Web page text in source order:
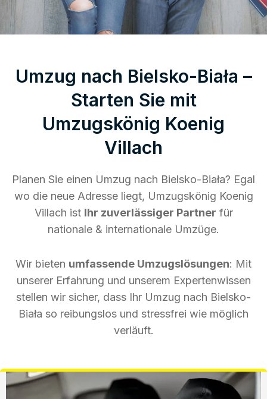
Umzug nach Bielsko-Biała –
Starten Sie mit
Umzugskönig Koenig
Villach
Planen Sie einen Umzug nach Bielsko-Biała? Egal
wo die neue Adresse liegt, Umzugskönig Koenig
Villach ist Ihr zuverlässiger Partner für
nationale & internationale Umzüge.
Wir bieten umfassende Umzugslösungen: Mit
unserer Erfahrung und unserem Expertenwissen
stellen wir sicher, dass Ihr Umzug nach Bielsko-
Biała so reibungslos und stressfrei wie möglich
verläuft.